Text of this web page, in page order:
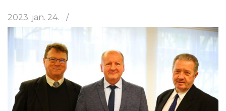
2023. jan. 24.